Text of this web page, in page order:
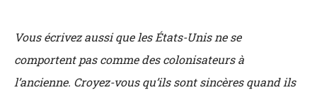
Vous écrivez aussi que les États-Unis ne se
comportent pas comme des colonisateurs à
l’ancienne. Croyez-vous qu’ils sont sincères quand ils